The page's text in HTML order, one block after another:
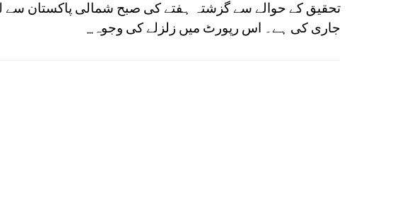
تحقیق کے حوالے سے گزشتہ ہفتے کی صبح شمالی پاکستان سے
جاری کی ہے۔ اس رپورٹ میں زلزلے کی وجوہ...